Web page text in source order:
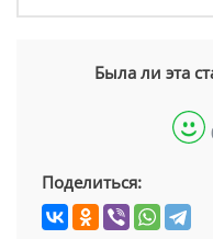
Была ли эта
Поделиться: